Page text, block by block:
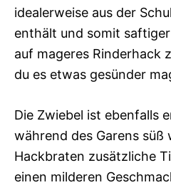
idealerweise aus der
enthält und somit
auf mageres Rinderhack
du es etwas gesünder
Die Zwiebel ist ebenfalls
während des Garens süß
Hackbraten zusätzliche
einen milderen